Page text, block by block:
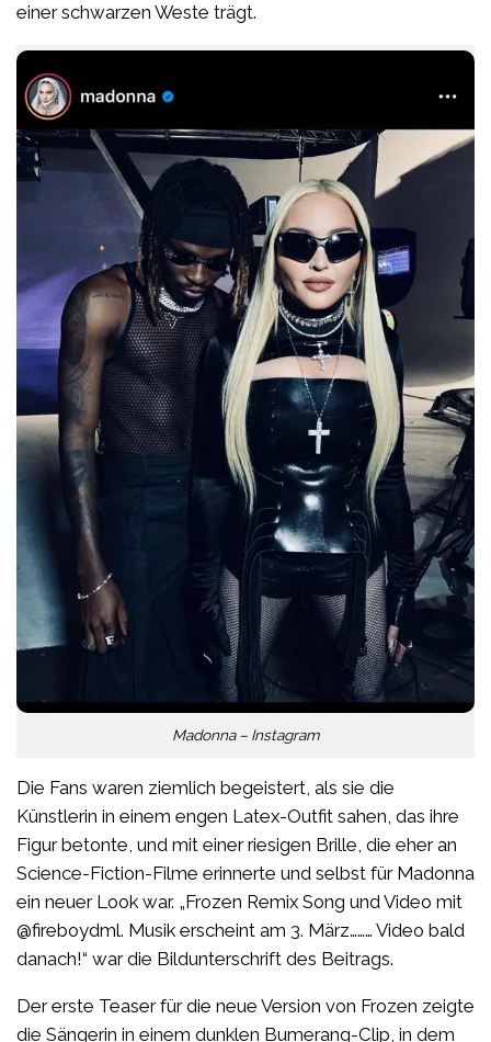
einer schwarzen Weste trägt.
Madonna – Instagram
Die Fans waren ziemlich begeistert, als sie die
Künstlerin in einem engen Latex-Outfit sahen, das ihre
Figur betonte, und mit einer riesigen Brille, die eher an
Science-Fiction-Filme erinnerte und selbst für Madonna
ein neuer Look war. „Frozen Remix Song und Video mit
@fireboydml. Musik erscheint am 3. März……… Video bald
danach!“ war die Bildunterschrift des Beitrags.
Der erste Teaser für die neue Version von Frozen zeigte
die Sängerin in einem dunklen Bumerang-Clip, in dem